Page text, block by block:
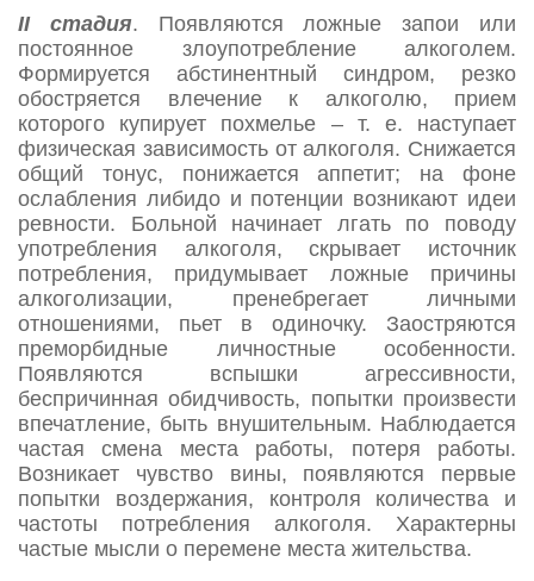
II стадия. Появляются ложные запои или
постоянное злоупотребление алкоголем.
Формируется абстинентный синдром, резко
обостряется влечение к алкоголю, прием
которого купирует похмелье – т. е. наступает
физическая зависимость от алкоголя. Снижается
общий тонус, понижается аппетит; на фоне
ослабления либидо и потенции возникают идеи
ревности. Больной начинает лгать по поводу
употребления алкоголя, скрывает источник
потребления, придумывает ложные причины
алкоголизации, пренебрегает личными
отношениями, пьет в одиночку. Заостряются
преморбидные личностные особенности.
Появляются вспышки агрессивности,
беспричинная обидчивость, попытки произвести
впечатление, быть внушительным. Наблюдается
частая смена места работы, потеря работы.
Возникает чувство вины, появляются первые
попытки воздержания, контроля количества и
частоты потребления алкоголя. Характерны
частые мысли о перемене места жительства.